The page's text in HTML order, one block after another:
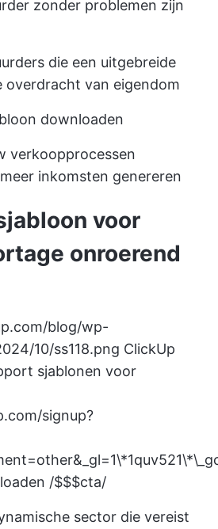
zonder problemen zijn
die een uitgebreide
overdracht van eigendom
downloaden
verkoopprocessen
inkomsten genereren
voor
onroerend
blog/wp-
10/ss118.png ClickUp
sjablonen voor
signup?
/$$$cta/
sector die vereist